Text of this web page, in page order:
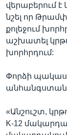
վերաբերում է
նշել որ
քոլեջում
աշխատել
խորհրդում:
Փորձի
«Անշուշտ,
K-12